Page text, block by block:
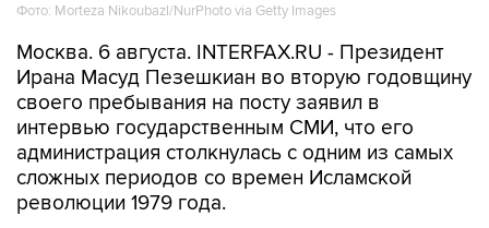
Фото: Morteza Nikoubazl/NurPhoto via Getty Images
Москва. 6 августа. INTERFAX.RU - Президент
Ирана Масуд Пезешкиан во вторую годовщину
своего пребывания на посту заявил в
интервью государственным СМИ, что его
администрация столкнулась с одним из самых
сложных периодов со времен Исламской
революции 1979 года.